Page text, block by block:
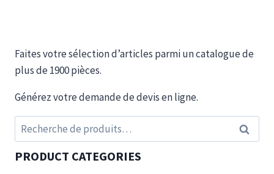
Faites votre sélection d’articles parmi un catalogue de
plus de 1900 pièces.
Générez votre demande de devis en ligne.
Recherche
pour :
PRODUCT CATEGORIES